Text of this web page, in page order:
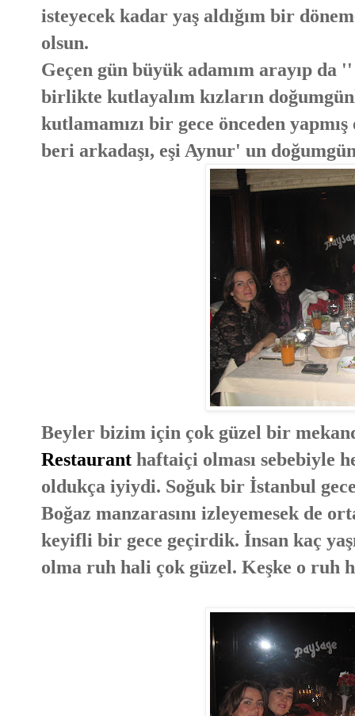
isteyecek kadar yaş aldığım bir
olsun.
Geçen gün büyük adamım arayıp da
birlikte kutlayalım kızların
kutlamamızı bir gece önceden
beri arkadaşı, eşi Aynur' un
Beyler bizim için çok güzel bir
Restaurant haftaiçi olması sebebiyle
oldukça iyiydi. Soğuk bir İstanbul
Boğaz manzarasını izleyemesek de
keyifli bir gece geçirdik. İnsan kaç
olma ruh hali çok güzel. Keşke o ruh